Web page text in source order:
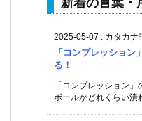
2025-05-07 : カタカナ
「コンプレッショ
る！
「コンプレッション
ボールがどれくらい潰